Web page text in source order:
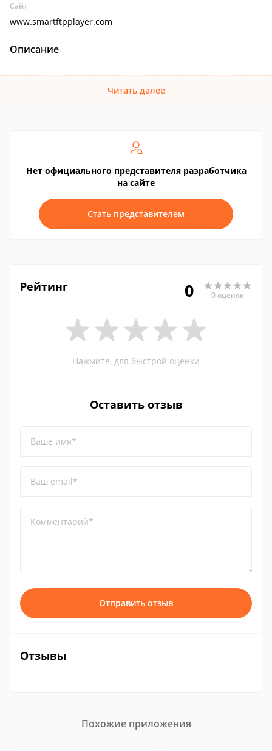
Сайт
www.smartftpplayer.com
Описание
Читать далее
Нет официального представителя разработчика
на сайте
Стать представителем
Рейтинг 0 0 оценок
Нажмите, для быстрой оценки
Оставить отзыв
Ваше имя*
Ваш email*
Комментарий*
Отправить отзыв
Отзывы
Похожие приложения